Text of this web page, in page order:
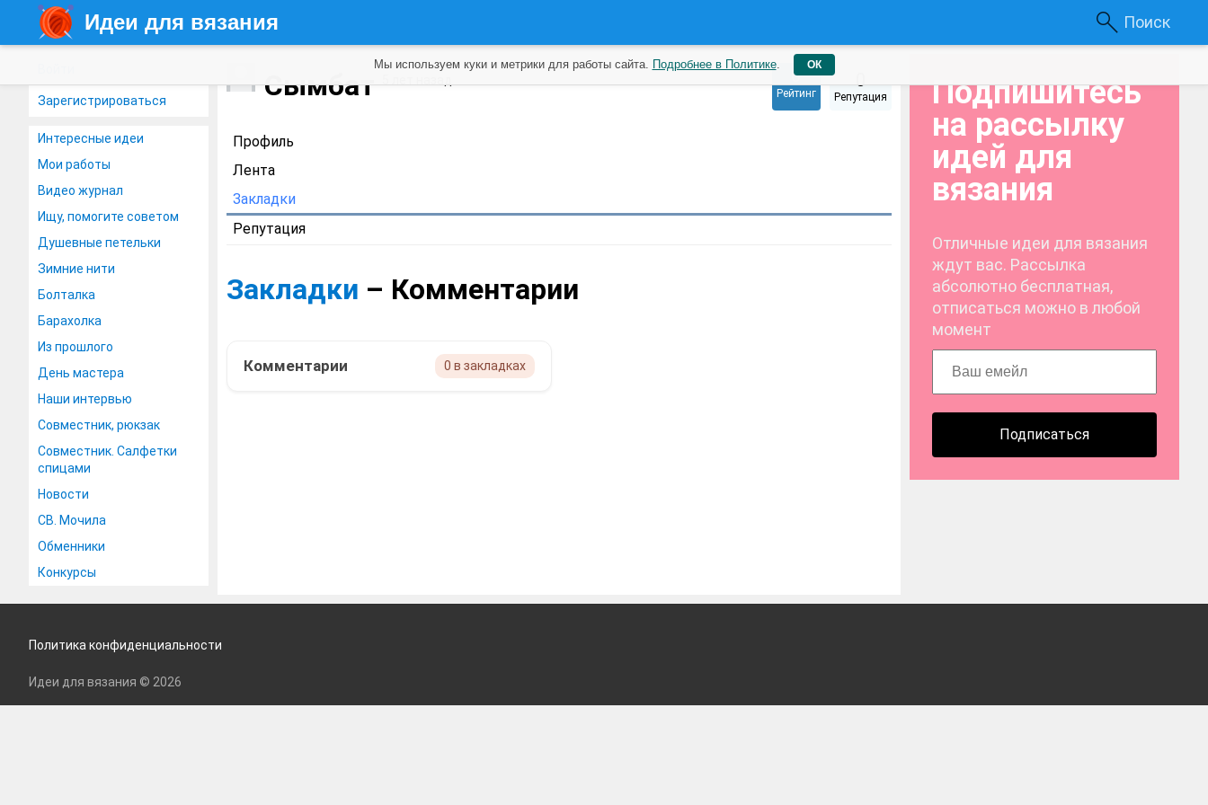
Идеи для вязания Поиск
Зарегистрироваться
Интересные идеи
Мои работы
Видео журнал
Ищу, помогите советом
Душевные петельки
Зимние нити
Болталка
Барахолка
Из прошлого
День мастера
Наши интервью
Совместник, рюкзак
Совместник. Салфетки
спицами
Новости
СВ. Мочила
Обменники
Конкурсы
Сымбат 0
Рейтинг
0
Репутация
Профиль
Лента
Закладки
Репутация
Закладки – Комментарии
Комментарии 0 в закладках
Подпишитесь
на рассылку
идей для
вязания
Отличные идеи для вязания
ждут вас. Рассылка
абсолютно бесплатная,
отписаться можно в любой
момент
Подписаться
Мы используем куки и метрики для работы сайта. Подробнее в Политике. ОК
Политика конфиденциальности
Идеи для вязания © 2026